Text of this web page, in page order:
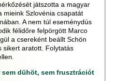
játszotta a magyar
mieink Szlovénia csapatát
A nem túl eseménydús
félidőre felpörgött Marco
a csereként beállt Schön
sikert aratott. Folytatás
sem dühöt, sem frusztrációt